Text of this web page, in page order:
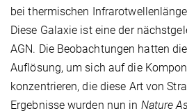
bei thermischen
Diese Galaxie ist eine der
AGN. Die Beobachtungen hatten
Auflösung, um sich auf die
konzentrieren, die diese Art von
Ergebnisse wurden nun in Nature